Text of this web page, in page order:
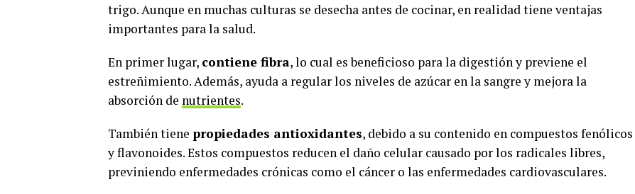
trigo. Aunque en muchas culturas se desecha antes de cocinar, en realidad tiene ventajas
importantes para la salud.
En primer lugar, contiene fibra, lo cual es beneficioso para la digestión y previene el
estreñimiento. Además, ayuda a regular los niveles de azúcar en la sangre y mejora la
absorción de nutrientes.
También tiene propiedades antioxidantes, debido a su contenido en compuestos fenólicos
y flavonoides. Estos compuestos reducen el daño celular causado por los radicales libres,
previniendo enfermedades crónicas como el cáncer o las enfermedades cardiovasculares.